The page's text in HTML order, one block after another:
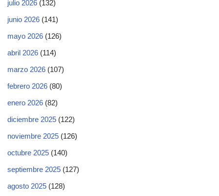
julio 2026 (132)
junio 2026 (141)
mayo 2026 (126)
abril 2026 (114)
marzo 2026 (107)
febrero 2026 (80)
enero 2026 (82)
diciembre 2025 (122)
noviembre 2025 (126)
octubre 2025 (140)
septiembre 2025 (127)
agosto 2025 (128)